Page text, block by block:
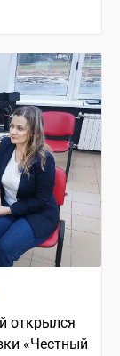
открылся
«Честный